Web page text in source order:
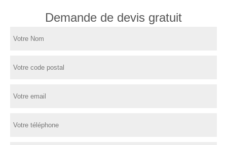
Demande de devis gratuit